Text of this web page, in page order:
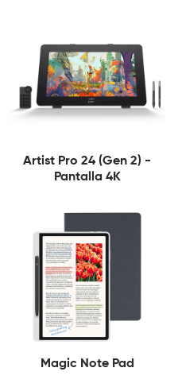
Artist Pro 24 (Gen 2) -
Pantalla 4K
Magic Note Pad